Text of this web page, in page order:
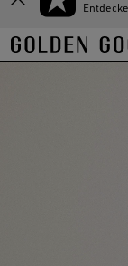
Hauptinhalt
springen
Footer-
Inhalt
springen